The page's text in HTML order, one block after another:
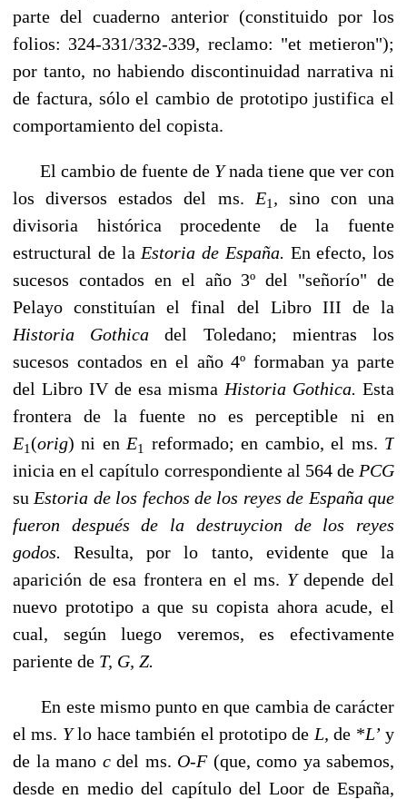
parte del cuaderno anterior (constituido por los
folios: 324-331/332-339, reclamo: "et metieron");
por tanto, no habiendo discontinuidad narrativa ni
de factura, sólo el cambio de prototipo justifica el
comportamiento del copista.
El cambio de fuente de Ynada tiene que ver con
los diversos estados del ms. E1 , si­no con una
divisoria histórica procedente de la fuente
estructural de la Estoria de Es­paña. En efecto, los
sucesos contados en el año 3º del "señorío" de
Pelayo constituían el final del Libro III de la
Historia Gothicadel Toledano; mientras los
sucesos conta­dos en el año 4º formaban ya parte
del Libro IV de esa misma Historia Gothica. Esta
frontera de la fuente no es perceptible ni en
E1(orig) ni en E1 reformado; en cambio, el ms. T
inicia en el capítulo correspondiente al 564 de PCG
su Estoria de los fechos de los reyes de España que
fueron después de la destruycion de los reyes
godos.Resulta, por lo tanto, evidente que la
aparición de esa frontera en el ms. Ydepende del
nuevo prototipo a que su copista ahora acude, el
cual, según luego veremos, es efectivamen­te
pariente de T, G, Z.
En este mismo punto en que cambia de carácter
el ms. Ylo hace también el prototi­po de L,de *L’ y
de la mano c del ms. O-F (que, como ya sabemos,
desde en medio del capítulo del Loor de España,